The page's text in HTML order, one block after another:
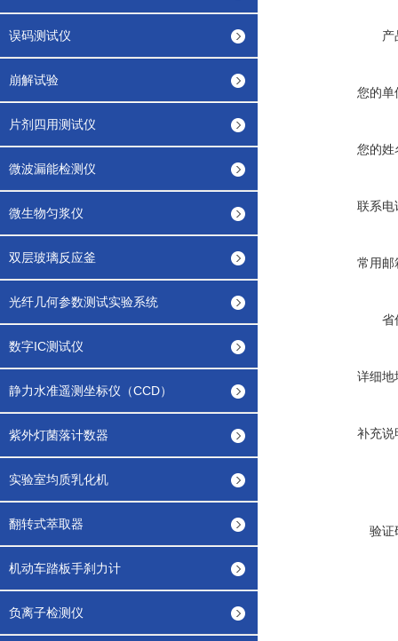
误码测试仪
崩解试验
片剂四用测试仪
微波漏能检测仪
微生物匀浆仪
双层玻璃反应釜
光纤几何参数测试实验系统
数字IC测试仪
静力水准遥测坐标仪（CCD）
紫外灯菌落计数器
实验室均质乳化机
翻转式萃取器
机动车踏板手刹力计
负离子检测仪
产
您的单
您的姓
联系电
常用邮
省
详细地
补充说
验证